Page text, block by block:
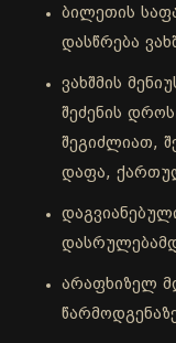
ბილეთის
დასწრება
ვახშმის
შეძენის
შეგიძლიათ,
დაფა,
არაფხიზელ